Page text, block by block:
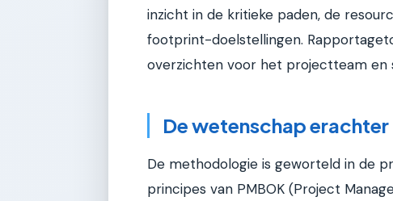
inzicht in de kritieke paden, de
footprint-doelstellingen.
overzichten voor het projectteam en
De wetenschap erachter
De methodologie is geworteld in de
principes van PMBOK (Project